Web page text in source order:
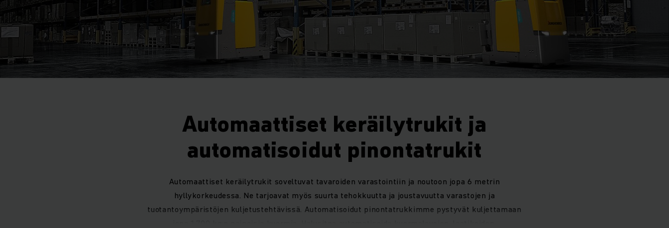
Automaattiset keräilytrukit ja
automatisoidut pinontatrukit
Automaattiset keräilytrukit soveltuvat tavaroiden varastointiin ja noutoon jopa 6 metrin
hyllykorkeudessa. Ne tarjoavat myös suurta tehokkuutta ja joustavuutta varastojen ja
tuotantoympäristöjen kuljetustehtävissä. Automatisoidut pinontatrukkimme pystyvät kuljettamaan